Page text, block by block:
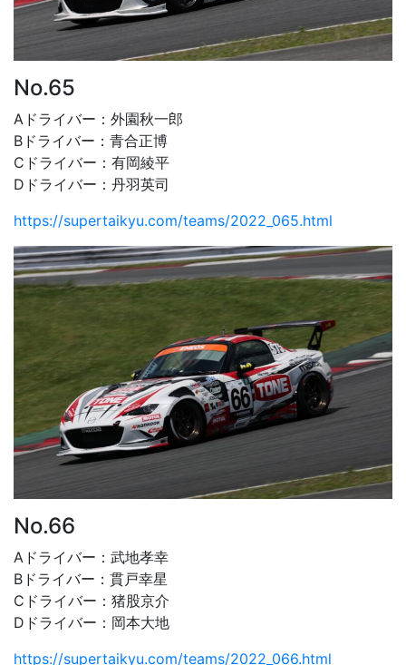
No.65
Aドライバー：外園秋一郎
Bドライバー：青合正博
Cドライバー：有岡綾平
Dドライバー：丹羽英司
https://supertaikyu.com/teams/2022_065.html
No.66
Aドライバー：武地孝幸
Bドライバー：貫戸幸星
Cドライバー：猪股京介
Dドライバー：岡本大地
https://supertaikyu.com/teams/2022_066.html